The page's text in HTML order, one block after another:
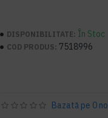
DISPONIBILITATE: În Stoc
COD PRODUS: 7518996
Bazată pe 0